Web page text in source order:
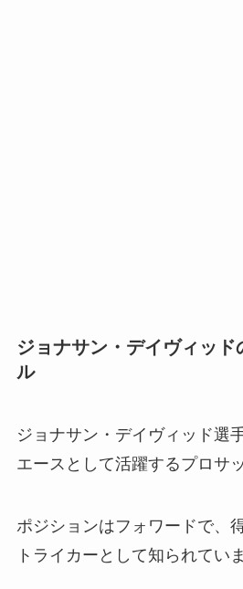
ジョナサン・デイヴィッ
ル
ジョナサン・デイヴィッド選
エースとして活躍するプロサ
ポジションはフォワードで、
トライカーとして知られていま